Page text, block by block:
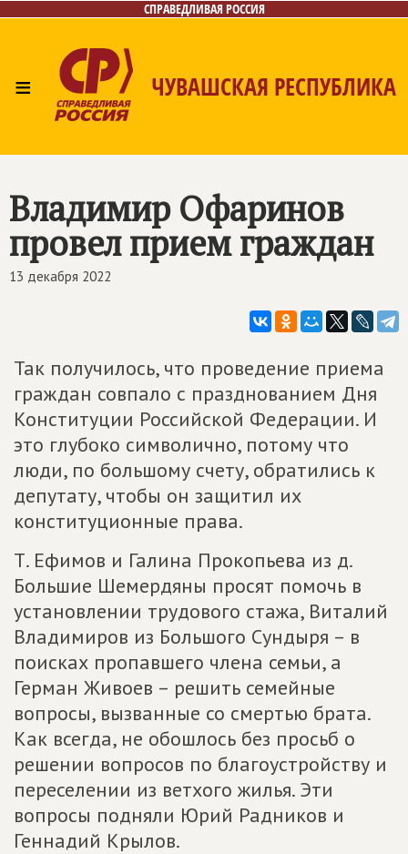
СПРАВЕДЛИВАЯ РОССИЯ
≡ ЧУВАШСКАЯ РЕСПУБЛИКА
Контакты
Владимир Офаринов
провел прием граждан
13 декабря 2022
Так получилось, что проведение приема
граждан совпало с празднованием Дня
Конституции Российской Федерации. И
это глубоко символично, потому что
люди, по большому счету, обратились к
депутату, чтобы он защитил их
конституционные права.
Т. Ефимов и Галина Прокопьева из д.
Большие Шемердяны просят помочь в
установлении трудового стажа, Виталий
Владимиров из Большого Сундыря – в
поисках пропавшего члена семьи, а
Герман Живоев – решить семейные
вопросы, вызванные со смертью брата.
Как всегда, не обошлось без просьб о
решении вопросов по благоустройству и
переселении из ветхого жилья. Эти
вопросы подняли Юрий Радников и
Геннадий Крылов.